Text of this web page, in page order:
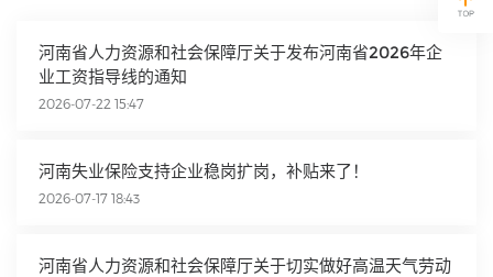
河南省人力资源和社会保障厅关于发布河南省2026年企
业工资指导线的通知
2026-07-22 15:47
河南失业保险支持企业稳岗扩岗，补贴来了！
2026-07-17 18:43
河南省人力资源和社会保障厅关于切实做好高温天气劳动